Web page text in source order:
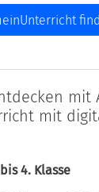
mit
mit
4. Klasse